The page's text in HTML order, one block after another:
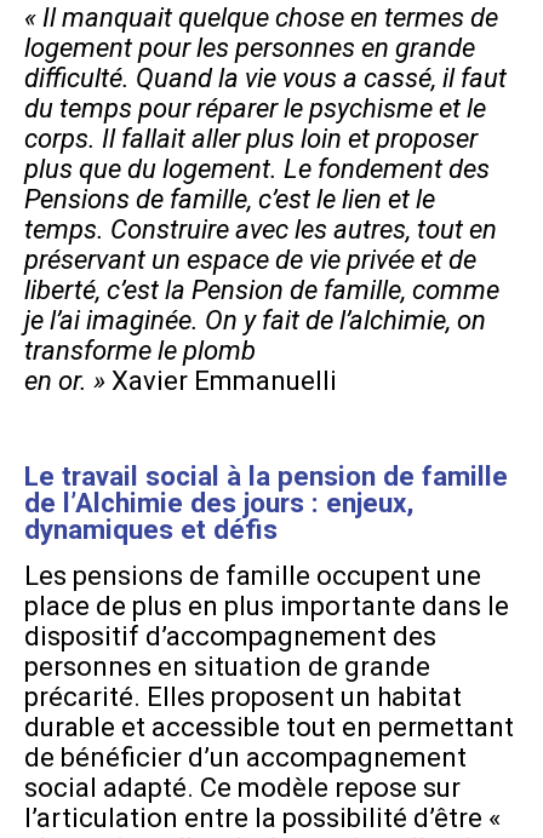
« Il manquait quelque chose en termes de
logement pour les personnes en grande
difficulté. Quand la vie vous a cassé, il faut
du temps pour réparer le psychisme et le
corps. Il fallait aller plus loin et proposer
plus que du logement. Le fondement des
Pensions de famille, c’est le lien et le
temps. Construire avec les autres, tout en
préservant un espace de vie privée et de
liberté, c’est la Pension de famille, comme
je l’ai imaginée. On y fait de l’alchimie, on
transforme le plomb
en or. » Xavier Emmanuelli
Le travail social à la pension de famille
de l’Alchimie des jours : enjeux,
dynamiques et défis
Les pensions de famille occupent une
place de plus en plus importante dans le
dispositif d’accompagnement des
personnes en situation de grande
précarité. Elles proposent un habitat
durable et accessible tout en permettant
de bénéficier d’un accompagnement
social adapté. Ce modèle repose sur
l’articulation entre la possibilité d’être «